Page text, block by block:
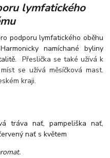
lymfatického
podporu lymfatického oběhu
namíchané byliny
Přeslička se také užívá k
se užívá měsíčková mast.
kraji.
tráva nať, pampeliška nať,
nať s květem
.